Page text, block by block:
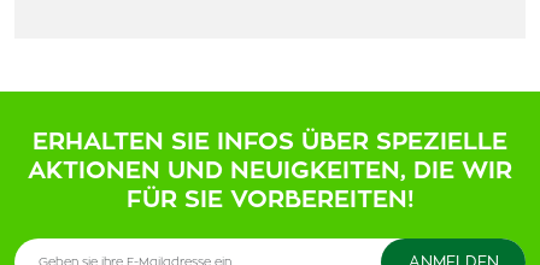
ERHALTEN SIE INFOS ÜBER SPEZIELLE
AKTIONEN UND NEUIGKEITEN, DIE WIR
FÜR SIE VORBEREITEN!